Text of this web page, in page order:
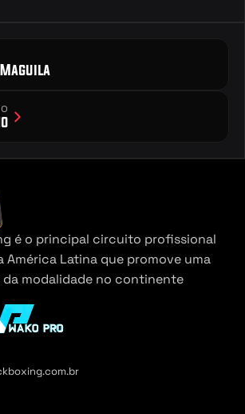
é o principal circuito profissional
América Latina que promove uma
da modalidade no continente